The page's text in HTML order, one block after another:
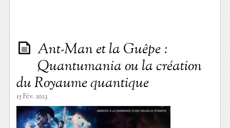
Ant-Man et la Guêpe :
Quantumania ou la création
du Royaume quantique
15 Fév. 2023